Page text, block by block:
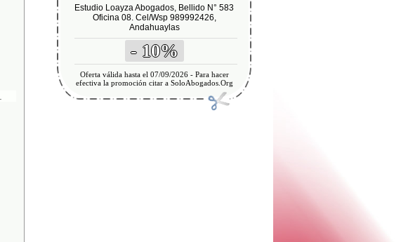
Estudio Loayza Abogados, Bellido N° 583
Oficina 08. Cel/Wsp 989992426,
Andahuaylas
- 10%
Oferta válida hasta el 07/09/2026 - Para hacer
efectiva la promoción citar a SoloAbogados.Org